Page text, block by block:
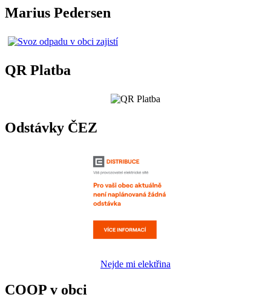
Marius Pedersen
QR Platba
Odstávky ČEZ
Nejde mi elektřina
COOP v obci